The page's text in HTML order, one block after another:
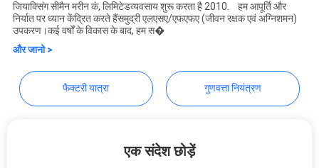
PRIVACY
POLICY
Jiaxing Seaman Marine
जियाक्सिंग सीमैन मरीन कं, लिमिटेडव्यवसाय शुरू करता है 2010. हम आपूर्ति और
निर्यात पर ध्यान केंद्रित करते हैंसमुद्री एलएसए/एफएफए (जीवन रक्षक एवं अग्निशमन)
उपकरण।कई वर्षों के विकास के बाद, हम स�
और जानो >
फैक्टरी यात्रा गुणवत्ता नियंत्रण
एक संदेश छोड़ें